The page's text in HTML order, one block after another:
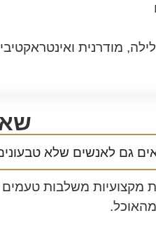
קלילה, מודרנית
גם לאנשים שלא
מקצועיות משלבות